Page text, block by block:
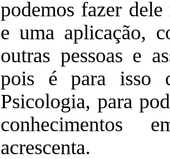
podemos fazer
e uma aplicação,
outras pessoas e
pois é para isso
Psicologia, para
acrescenta.